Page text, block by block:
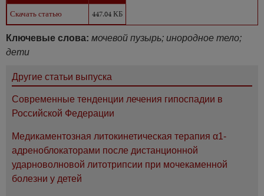
Скачать статью
447.04 КБ
Ключевые слова: мочевой пузырь; инородное тело;
дети
Другие статьи выпуска
Современные тенденции лечения гипоспадии в
Российской Федерации
Медикаментозная литокинетическая терапия α1-
адреноблокаторами после дистанционной
ударноволновой литотрипсии при мочекаменной
болезни у детей